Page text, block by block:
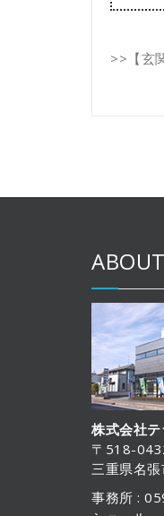
>> 【
株式会社
〒518-
三重県名
事務所 :